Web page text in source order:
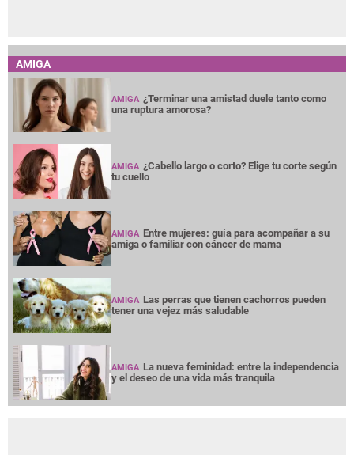
AMIGA
AMIGA ¿Terminar una amistad duele tanto como
una ruptura amorosa?
AMIGA ¿Cabello largo o corto? Elige tu corte según
tu cuello
AMIGA Entre mujeres: guía para acompañar a su
amiga o familiar con cáncer de mama
AMIGA Las perras que tienen cachorros pueden
tener una vejez más saludable
AMIGA La nueva feminidad: entre la independencia
y el deseo de una vida más tranquila